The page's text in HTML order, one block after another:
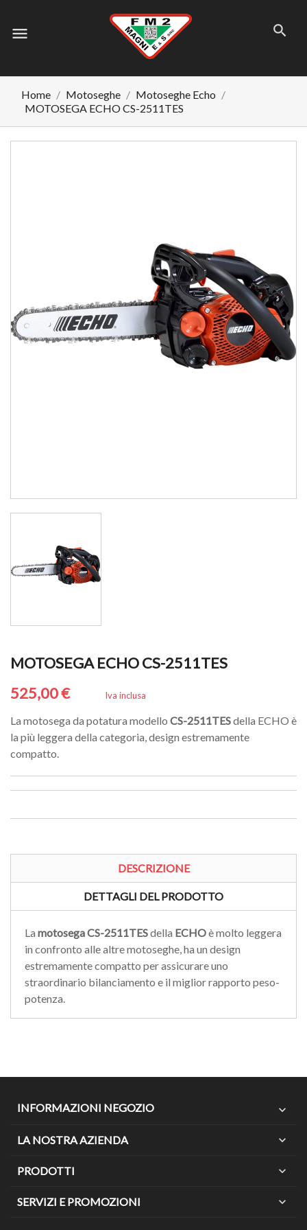
menu
Home Motoseghe
Motoseghe Echo
MOTOSEGA ECHO CS-2511TES
MOTOSEGA ECHO CS-2511TES
525,00 €
Iva inclusa
La motosega da potatura modello CS-2511TESdella ECHO è
la più leggera della categoria, design estremamente
compatto.
DESCRIZIONE
DETTAGLI DEL PRODOTTO
La motosega CS-2511TESdella ECHOè molto leggera
in confronto alle altre motoseghe, ha un design
estremamente compatto per assicurare uno
straordinario bilanciamento e il miglior rapporto peso-
potenza.
INFORMAZIONI NEGOZIO expand_more
LA NOSTRA AZIENDA expand_more
PRODOTTI expand_more
SERVIZI E PROMOZIONI expand_more